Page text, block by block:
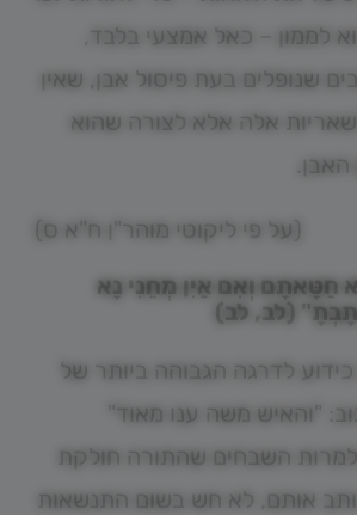
לממון – כאל אמצעי בלבד,
שנופלים בעת פיסול אבן, שאין
אלה אלא לצורה שהוא
(על פי ליקוטי מוהר"ן ח"א ס)
וְאִם אַיִן מְחֵנִי נָא
(לב, לב)
לדרגה הגבוהה ביותר של
"והאיש משה ענו מאוד"
השבחים שהתורה חולקת
אותם, לא חש בשום התנשאות